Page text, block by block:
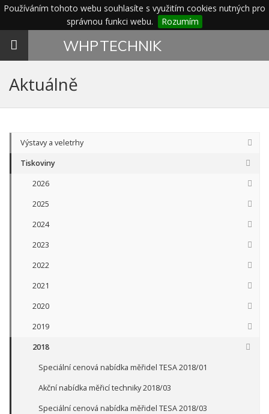
Používáním tohoto webu souhlasíte s využitím cookies nutných pro
správnou funkci webu.
Rozumím
Toggle
WHPTECHNIK
Aktuálně
Výstavy a veletrhy
Tiskoviny
2026
2025
2024
2023
2022
2021
2020
2019
2018
Speciální cenová nabídka měřidel TESA 2018/01
Akční nabídka měřicí techniky 2018/03
Speciální cenová nabídka měřidel TESA 2018/03